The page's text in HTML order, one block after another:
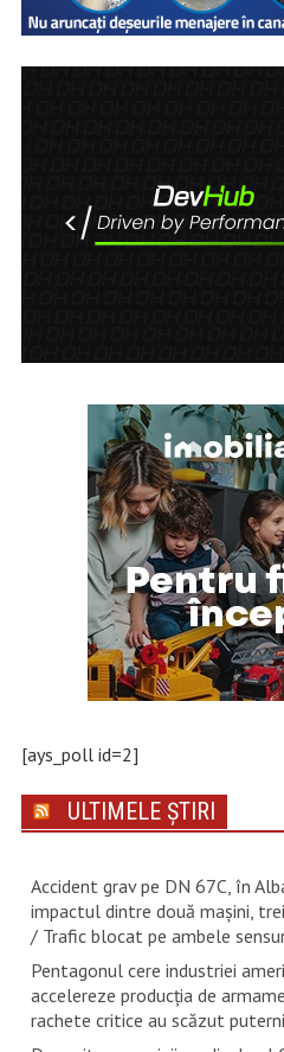
[ays_poll id=2]
ULTIMELE ȘTIRI
Accident grav pe DN 67C, în
impactul dintre două mașini,
/ Trafic blocat pe ambele
Pentagonul cere industriei
accelereze producția de
rachete critice au scăzut